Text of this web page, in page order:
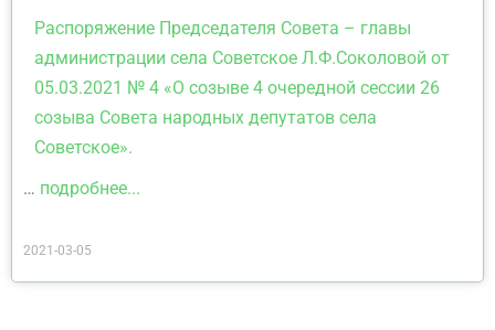
Распоряжение Председателя Совета – главы
администрации села Советское Л.Ф.Соколовой от
05.03.2021 № 4 «О созыве 4 очередной сессии 26
созыва Совета народных депутатов села
Советское».
… подробнее...
2021-03-05